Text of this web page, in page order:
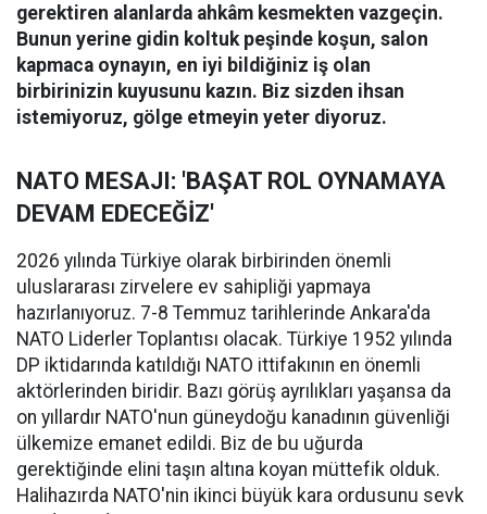
gerektiren alanlarda ahkâm kesmekten vazgeçin.
Bunun yerine gidin koltuk peşinde koşun, salon
kapmaca oynayın, en iyi bildiğiniz iş olan
birbirinizin kuyusunu kazın. Biz sizden ihsan
istemiyoruz, gölge etmeyin yeter diyoruz.
NATO MESAJI: 'BAŞAT ROL OYNAMAYA
DEVAM EDECEĞİZ'
2026 yılında Türkiye olarak birbirinden önemli
uluslararası zirvelere ev sahipliği yapmaya
hazırlanıyoruz. 7-8 Temmuz tarihlerinde Ankara'da
NATO Liderler Toplantısı olacak. Türkiye 1952 yılında
DP iktidarında katıldığı NATO ittifakının en önemli
aktörlerinden biridir. Bazı görüş ayrılıkları yaşansa da
on yıllardır NATO'nun güneydoğu kanadının güvenliği
ülkemize emanet edildi. Biz de bu uğurda
gerektiğinde elini taşın altına koyan müttefik olduk.
Halihazırda NATO'nin ikinci büyük kara ordusunu sevk